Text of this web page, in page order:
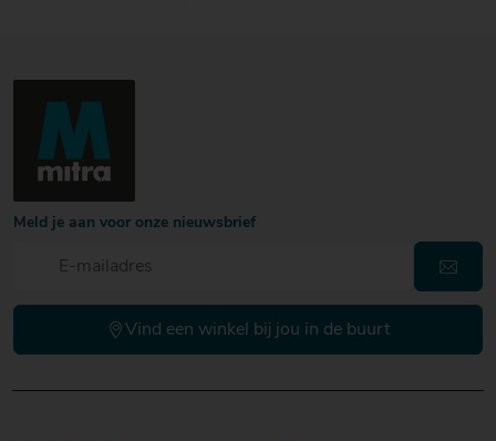
Meld je aan voor onze nieuwsbrief
Vind een winkel bij jou in de buurt